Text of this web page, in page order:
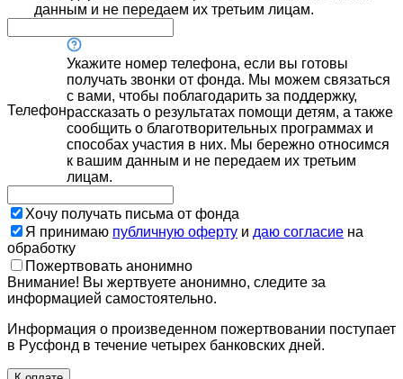
данным и не передаем их третьим лицам.
Телефон
Укажите номер телефона, если вы готовы
получать звонки от фонда. Мы можем связаться
с вами, чтобы поблагодарить за поддержку,
рассказать о результатах помощи детям, а также
сообщить о благотворительных программах и
способах участия в них. Мы бережно относимся
к вашим данным и не передаем их третьим
лицам.
Хочу получать письма от фонда
Я принимаю публичную оферту и даю согласие на
обработку
Пожертвовать анонимно
Внимание! Вы жертвуете анонимно, следите за
информацией самостоятельно.
Информация о произведенном пожертвовании поступает
в Русфонд в течение четырех банковских дней.